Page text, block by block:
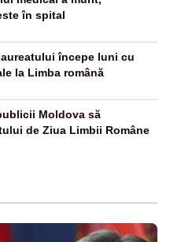
în spital
începe luni cu
la Limba română
Moldova să
de Ziua Limbii Române